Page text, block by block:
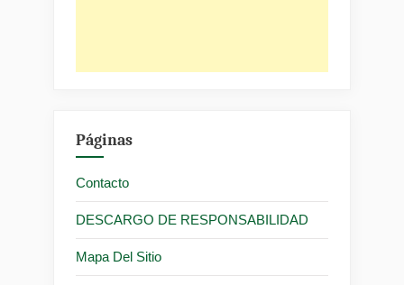
Páginas
Contacto
DESCARGO DE RESPONSABILIDAD
Mapa Del Sitio